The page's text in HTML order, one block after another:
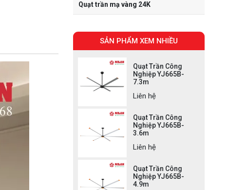
Quạt trần mạ vàng 24K
SẢN PHẨM XEM NHIỀU
Quạt Trần Công
Nghiệp YJ665B-
7.3m
Liên hệ
Quạt Trần Công
Nghiệp YJ665B-
3.6m
Liên hệ
Quạt Trần Công
Nghiệp YJ665B-
4.9m